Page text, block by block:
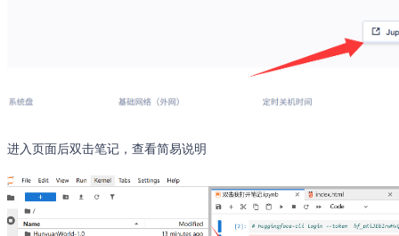
进入页面后双击笔记，查看简易说明